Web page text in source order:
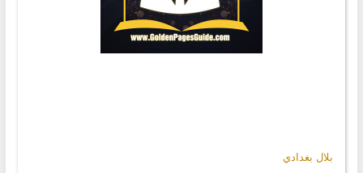
بلال بغدادي